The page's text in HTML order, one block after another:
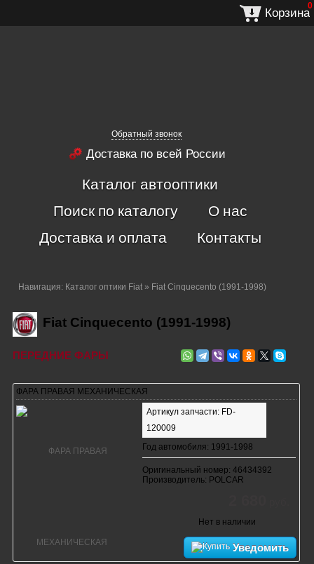
Обратный звонок
Доставка по всей России
Корзина
0
Каталог автооптики
Поиск по каталогу
О нас
Доставка и оплата
Контакты
Навигация: Каталог оптики Fiat» Fiat Cinquecento (1991-1998)
Fiat Cinquecento (1991-1998)
ПЕРЕДНИЕ ФАРЫ
ФАРА ПРАВАЯ МЕХАНИЧЕСКАЯ
Артикул запчасти: FD-
120009
Год автомобиля: 1991-1998
Оригинальный номер: 46434392
Производитель: POLCAR
Нет в наличии
Уведомить